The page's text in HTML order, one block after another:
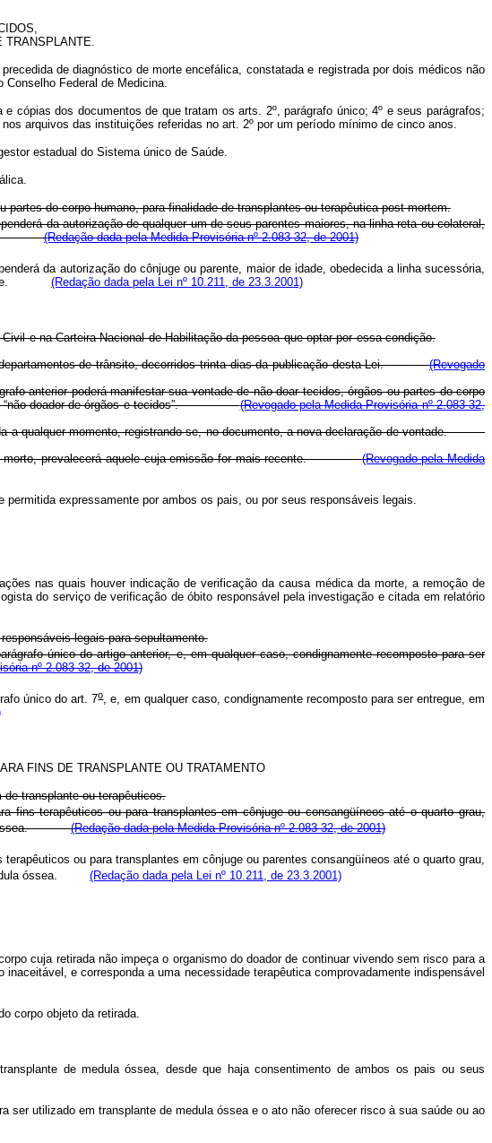
TRANSPLANTE.
de diagnóstico de morte encefálica, constatada e registrada por dois médicos não
Federal de Medicina.
cópias dos documentos de que tratam os arts. 2º, parágrafo único; 4º e seus parágrafos;
arquivos das instituições referidas no art. 2º por um período mínimo de cinco anos.
estadual do Sistema único de Saúde.
do corpo humano, para finalidade de transplantes ou terapêutica post mortem.
da autorização de qualquer um de seus parentes maiores, na linha reta ou colateral,
morte.(Redação dada pela Medida Provisória nº 2.083-32, de 2001)
da autorização do cônjuge ou parente, maior de idade, obedecida a linha sucessória,
morte. (Redação dada pela Lei nº 10.211, de 23.3.2001)
e na Carteira Nacional de Habilitação da pessoa que optar por essa condição.
de trânsito, decorridos trinta dias da publicação desta Lei.
(Revogado
anterior poderá manifestar sua vontade de não doar tecidos, órgãos ou partes do corpo
“não-doador de órgãos e tecidos”.(Revogado pela Medida Provisória nº 2.083-32,
a qualquer momento, registrando-se, no documento, a nova declaração de vontade.
do morto, prevalecerá aquele cuja emissão for mais recente.(Revogado pela Medida
expressamente por ambos os pais, ou por seus responsáveis legais.
nas quais houver indicação de verificação da causa médica da morte, a remoção de
do serviço de verificação de óbito responsável pela investigação e citada em relatório
legais para sepultamento.
único do artigo anterior, e, em qualquer caso, condignamente recomposto para ser
nº 2.083-32, de 2001)
único do art. 7o, e, em qualquer caso, condignamente recomposto para ser entregue, em
FINS DE TRANSPLANTE OU TRATAMENTO
transplante ou terapêuticos.
terapêuticos ou para transplantes em cônjuge ou consangüíneos até o quarto grau,
óssea.(Redação dada pela Medida Provisória nº 2.083-32, de 2001)
ou para transplantes em cônjuge ou parentes consangüíneos até o quarto grau,
óssea. (Redação dada pela Lei nº 10.211, de 23.3.2001)
cuja retirada não impeça o organismo do doador de continuar vivendo sem risco para a
e corresponda a uma necessidade terapêutica comprovadamente indispensável
corpo objeto da retirada.
de medula óssea, desde que haja consentimento de ambos os pais ou seus
utilizado em transplante de medula óssea e o ato não oferecer risco à sua saúde ou ao